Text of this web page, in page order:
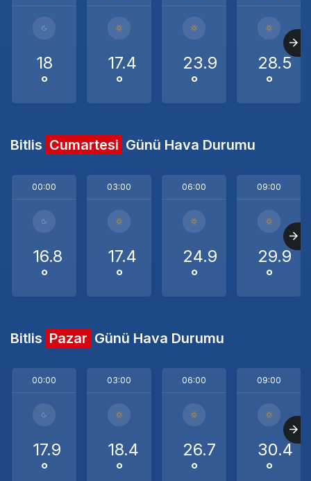
18
°
17.4
°
23.9
°
28.5
°
Bitlis Cumartesi Günü Hava Durumu
00:00
16.8
°
03:00
17.4
°
06:00
24.9
°
09:00
29.9
°
Bitlis Pazar Günü Hava Durumu
00:00
17.9
°
03:00
18.4
°
06:00
26.7
°
09:00
30.4
°